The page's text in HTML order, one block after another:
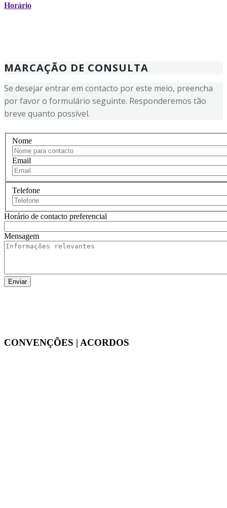
Horário
MARCAÇÃO DE CONSULTA
Se desejar entrar em contacto por este meio, preencha
por favor o formulário seguinte. Responderemos tão
breve quanto possível.
Nome
Email
Telefone
Horário de contacto preferencial
Mensagem
CONVENÇÕES | ACORDOS